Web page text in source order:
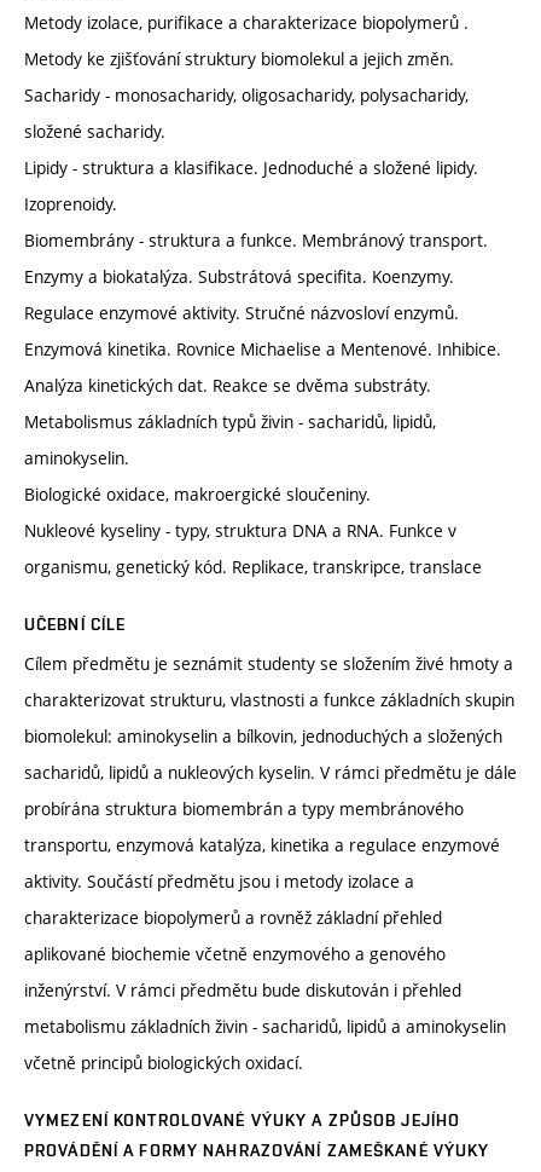
Metody izolace, purifikace a charakterizace biopolymerů .
Metody ke zjišťování struktury biomolekul a jejich změn.
Sacharidy - monosacharidy, oligosacharidy, polysacharidy,
složené sacharidy.
Lipidy - struktura a klasifikace. Jednoduché a složené lipidy.
Izoprenoidy.
Biomembrány - struktura a funkce. Membránový transport.
Enzymy a biokatalýza. Substrátová specifita. Koenzymy.
Regulace enzymové aktivity. Stručné názvosloví enzymů.
Enzymová kinetika. Rovnice Michaelise a Mentenové. Inhibice.
Analýza kinetických dat. Reakce se dvěma substráty.
Metabolismus základních typů živin - sacharidů, lipidů,
aminokyselin.
Biologické oxidace, makroergické sloučeniny.
Nukleové kyseliny - typy, struktura DNA a RNA. Funkce v
organismu, genetický kód. Replikace, transkripce, translace
UČEBNÍ CÍLE
Cílem předmětu je seznámit studenty se složením živé hmoty a
charakterizovat strukturu, vlastnosti a funkce základních skupin
biomolekul: aminokyselin a bílkovin, jednoduchých a složených
sacharidů, lipidů a nukleových kyselin. V rámci předmětu je dále
probírána struktura biomembrán a typy membránového
transportu, enzymová katalýza, kinetika a regulace enzymové
aktivity. Součástí předmětu jsou i metody izolace a
charakterizace biopolymerů a rovněž základní přehled
aplikované biochemie včetně enzymového a genového
inženýrství. V rámci předmětu bude diskutován i přehled
metabolismu základních živin - sacharidů, lipidů a aminokyselin
včetně principů biologických oxidací.
VYMEZENÍ KONTROLOVANÉ VÝUKY A ZPŮSOB JEJÍHO
PROVÁDĚNÍ A FORMY NAHRAZOVÁNÍ ZAMEŠKANÉ VÝUKY